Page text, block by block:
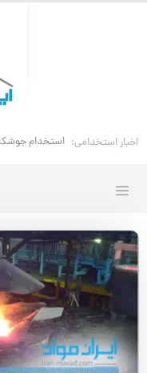
اخبار استخدامی: ا